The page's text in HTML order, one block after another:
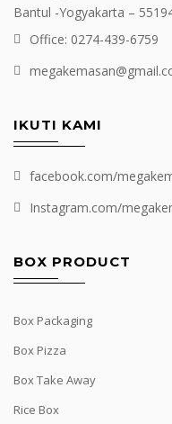
Bantul -Yogyakarta –
Office: 0274-439-6759
IKUTI KAMI
facebook.com/
Instagram.com/
BOX PRODUCT
Box Packaging
Box Pizza
Box Take Away
Rice Box